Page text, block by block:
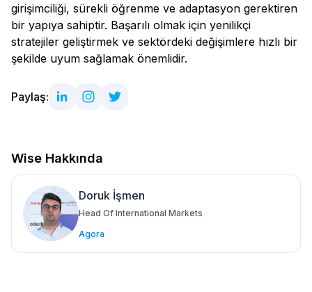
girişimciliği, sürekli öğrenme ve adaptasyon gerektiren
bir yapıya sahiptir. Başarılı olmak için yenilikçi
stratejiler geliştirmek ve sektördeki değişimlere hızlı bir
şekilde uyum sağlamak önemlidir.
Paylaş:
Wise Hakkında
Doruk İşmen
Head Of International Markets
Agora